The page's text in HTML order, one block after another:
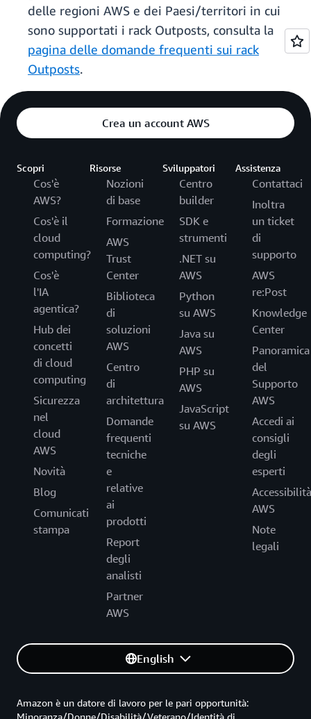
delle regioni AWS e dei Paesi/territori in cui
sono supportati i rack Outposts, consulta la
pagina delle domande frequenti sui rack
Outposts.
Crea un account AWS
Scopri
Cos'è
AWS?
Cos'è il
cloud
computing?
Cos'è
l'IA
agentica?
Hub dei
concetti
di cloud
computing
Sicurezza
nel
cloud
AWS
Novità
Blog
Comunicati
stampa
Risorse
Nozioni
di base
Formazione
AWS
Trust
Center
Biblioteca
di
soluzioni
AWS
Centro
di
architettura
Domande
frequenti
tecniche
e
relative
ai
prodotti
Report
degli
analisti
Partner
AWS
Sviluppatori
Centro
builder
SDK e
strumenti
.NET su
AWS
Python
su AWS
Java su
AWS
PHP su
AWS
JavaScript
su AWS
Assistenza
Contattaci
Inoltra
un ticket
di
supporto
AWS
re:Post
Knowledge
Center
Panoramica
del
Supporto
AWS
Accedi ai
consigli
degli
esperti
Accessibilità
AWS
Note
legali
English
Amazon è un datore di lavoro per le pari opportunità: